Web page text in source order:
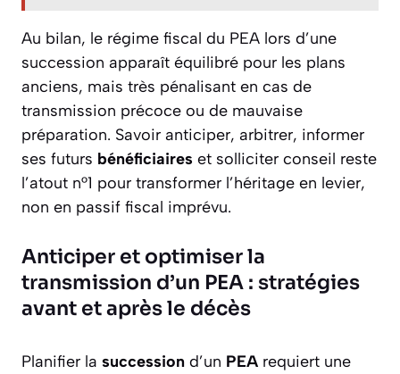
Au bilan, le régime fiscal du PEA lors d’une
succession apparaît équilibré pour les plans
anciens, mais très pénalisant en cas de
transmission précoce ou de mauvaise
préparation. Savoir anticiper, arbitrer, informer
ses futurs bénéficiaires et solliciter conseil reste
l’atout n°1 pour transformer l’héritage en levier,
non en passif fiscal imprévu.
Anticiper et optimiser la
transmission d’un PEA : stratégies
avant et après le décès
Planifier la succession d’un PEA requiert une